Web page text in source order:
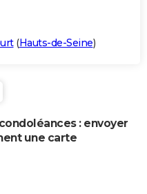
(Hauts-de-Seine)
: envoyer
une carte